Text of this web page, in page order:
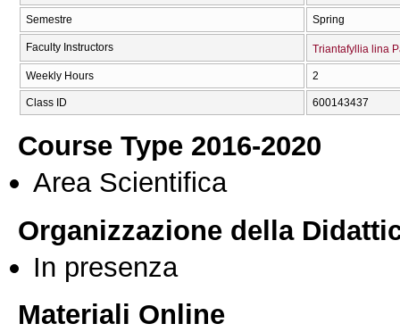
Semestre Spring
Faculty Instructors Triantafyllia lina
Weekly Hours 2
Class ID 600143437
Course Type 2016-2020
Area Scientifica
Organizzazione della
In presenza
Materiali Online